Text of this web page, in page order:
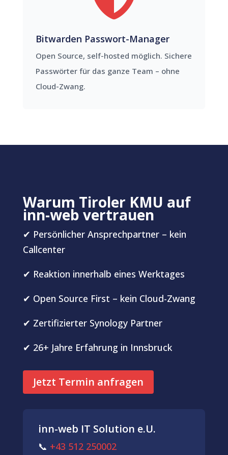
Bitwarden Passwort-Manager
Open Source, self-hosted möglich. Sichere
Passwörter für das ganze Team – ohne
Cloud-Zwang.
Warum Tiroler KMU auf
inn-web vertrauen
✔ Persönlicher Ansprechpartner – kein
Callcenter
✔ Reaktion innerhalb eines Werktages
✔ Open Source First – kein Cloud-Zwang
✔ Zertifizierter Synology Partner
✔ 26+ Jahre Erfahrung in Innsbruck
Jetzt Termin anfragen
inn-web IT Solution e.U.
📞 +43 512 250002